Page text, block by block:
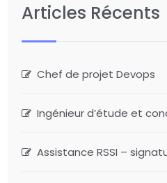
Articles Récents
Chef de projet Devops
Ingénieur d’étude et
Assistance RSSI –